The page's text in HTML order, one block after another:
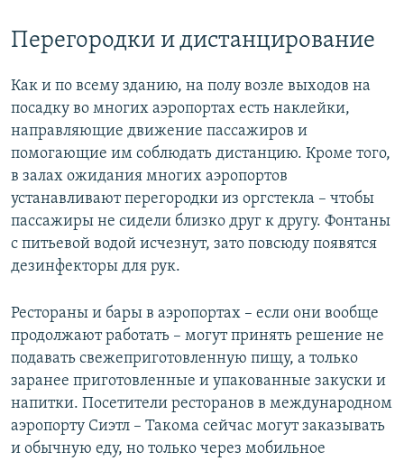
Перегородки и дистанцирование
Как и по всему зданию, на полу возле выходов на
посадку во многих аэропортах есть наклейки,
направляющие движение пассажиров и
помогающие им соблюдать дистанцию. Кроме того,
в залах ожидания многих аэропортов
устанавливают перегородки из оргстекла – чтобы
пассажиры не сидели близко друг к другу. Фонтаны
с питьевой водой исчезнут, зато повсюду появятся
дезинфекторы для рук.
Рестораны и бары в аэропортах – если они вообще
продолжают работать – могут принять решение не
подавать свежеприготовленную пищу, а только
заранее приготовленные и упакованные закуски и
напитки. Посетители ресторанов в международном
аэропорту Сиэтл – Такома сейчас могут заказывать
и обычную еду, но только через мобильное